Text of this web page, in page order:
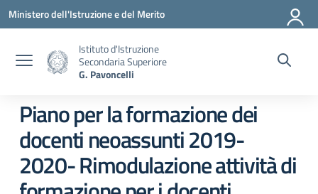
Vai ai contenuti
Vai al menu di navigazione
Vai al footer
Ministero dell'Istruzione e del Merito
Istituto d'Istruzione
Secondaria Superiore
G. Pavoncelli
Piano per la formazione dei
docenti neoassunti 2019-
2020- Rimodulazione attività di